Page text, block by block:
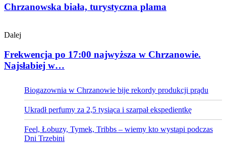
Chrzanowska biała, turystyczna plama
Dalej
Frekwencja po 17:00 najwyższa w Chrzanowie.
Najsłabiej w…
Biogazownia w Chrzanowie bije rekordy produkcji prądu
Ukradł perfumy za 2,5 tysiąca i szarpał ekspedientkę
Feel, Łobuzy, Tymek, Tribbs – wiemy kto wystąpi podczas
Dni Trzebini